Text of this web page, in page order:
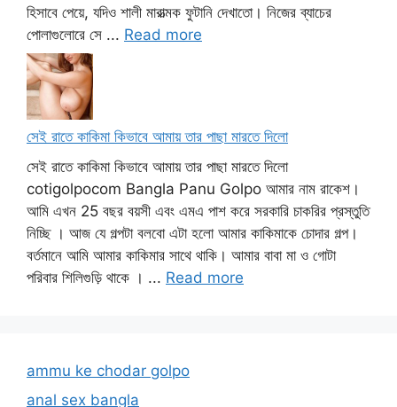
হিসাবে পেয়ে, যদিও শালী মারাত্মক ফুটানি দেখাতো। নিজের ব্যাচের
পোলাগুলোরে সে ... Read more
সেই রাতে কাকিমা কিভাবে আমায় তার পাছা মারতে দিলো
সেই রাতে কাকিমা কিভাবে আমায় তার পাছা মারতে দিলো
cotigolpocom Bangla Panu Golpo আমার নাম রাকেশ।
আমি এখন 25 বছর বয়সী এবং এমএ পাশ করে সরকারি চাকরির প্রস্তুতি
নিচ্ছি । আজ যে গল্পটা বলবো এটা হলো আমার কাকিমাকে চোদার গল্প।
বর্তমানে আমি আমার কাকিমার সাথে থাকি। আমার বাবা মা ও গোটা
পরিবার শিলিগুড়ি থাকে । ... Read more
ammu ke chodar golpo
anal sex bangla